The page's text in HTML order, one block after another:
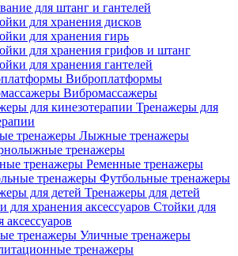
для штанг и гантелей
для хранения дисков
для хранения гирь
для хранения грифов и штанг
для хранения гантелей
Виброплатформы
Вибромассажеры
Тренажеры для
Лыжные тренажеры
тренажеры
Ременные тренажеры
Футбольные тренажеры
Тренажеры для детей
Стойки для
аксессуаров
Уличные тренажеры